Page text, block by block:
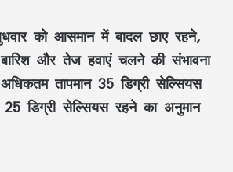
को आसमान में बादल छाए रहने,
और तेज हवाएं चलने की संभावना
तापमान 35 डिग्री सेल्सियस
डिग्री सेल्सियस रहने का अनुमान